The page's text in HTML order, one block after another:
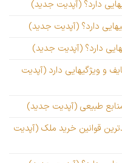
دارد؟ (آپدیت جدید)
دارد؟ (آپدیت جدید)
دارد؟ (آپدیت جدید)
و ویژگیهایی دارد (آپدیت
طبیعی (آپدیت جدید)
قوانین خرید ملک (آپدیت